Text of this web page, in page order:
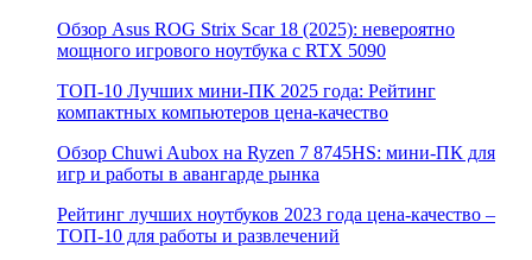
Обзор Asus ROG Strix Scar 18 (2025): невероятно
мощного игрового ноутбука с RTX 5090
ТОП-10 Лучших мини-ПК 2025 года: Рейтинг
компактных компьютеров цена-качество
Обзор Chuwi Aubox на Ryzen 7 8745HS: мини-ПК для
игр и работы в авангарде рынка
Рейтинг лучших ноутбуков 2023 года цена-качество –
ТОП-10 для работы и развлечений